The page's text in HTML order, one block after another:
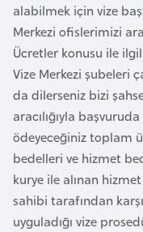
alabilmek için vize
Merkezi ofislerimizi
Ücretler konusu ile
Vize Merkezi şubeleri
da dilerseniz bizi
aracılığıyla
ödeyeceğiniz toplam
bedelleri ve hizmet
kurye ile alınan
sahibi tarafından
uyguladığı vize
G
ü
n
e
y
S
u
d
a
n